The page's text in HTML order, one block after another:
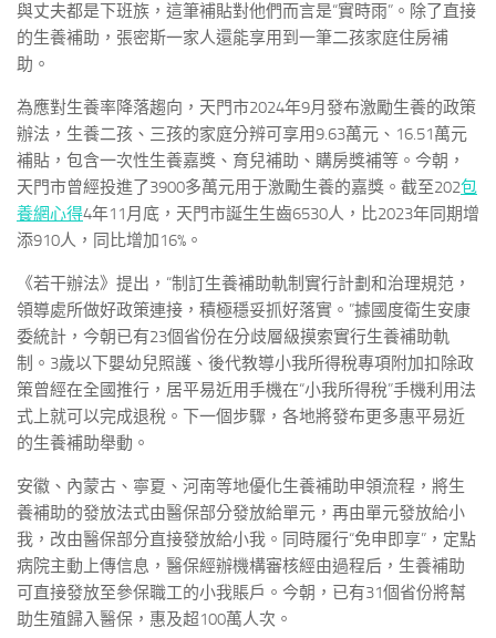
與丈夫都是下班族，這筆補貼對他們而言是“實時雨”。除了直接
的生養補助，張密斯一家人還能享用到一筆二孩家庭住房補
助。
為應對生養率降落趨向，天門市2024年9月發布激勵生養的政策
辦法，生養二孩、三孩的家庭分辨可享用9.63萬元、16.51萬元
補貼，包含一次性生養嘉獎、育兒補助、購房獎補等。今朝，
天門市曾經投進了3900多萬元用于激勵生養的嘉獎。截至202包
養網心得4年11月底，天門市誕生生齒6530人，比2023年同期增
添910人，同比增加16%。
《若干辦法》提出，“制訂生養補助軌制實行計劃和治理規范，
領導處所做好政策連接，積極穩妥抓好落實。”據國度衛生安康
委統計，今朝已有23個省份在分歧層級摸索實行生養補助軌
制。3歲以下嬰幼兒照護、後代教導小我所得稅專項附加扣除政
策曾經在全國推行，居平易近用手機在“小我所得稅”手機利用法
式上就可以完成退稅。下一個步驟，各地將發布更多惠平易近
的生養補助舉動。
安徽、內蒙古、寧夏、河南等地優化生養補助申領流程，將生
養補助的發放法式由醫保部分發放給單元，再由單元發放給小
我，改由醫保部分直接發放給小我。同時履行“免申即享”，定點
病院主動上傳信息，醫保經辦機構審核經由過程后，生養補助
可直接發放至參保職工的小我賬戶。今朝，已有31個省份將幫
助生殖歸入醫保，惠及超100萬人次。